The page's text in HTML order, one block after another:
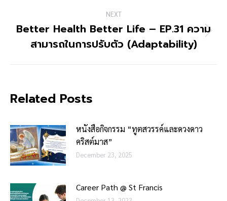
NEXT
Next
post:
Better Health Better Life – EP.31 ความ
สามารถในการปรับตัว (Adaptability)
Related Posts
หนังสือกิจกรรม “ทูตสวรรค์และดวงดาว
คริสต์มาส”
December 23, 2025
Career Path @ St Francis